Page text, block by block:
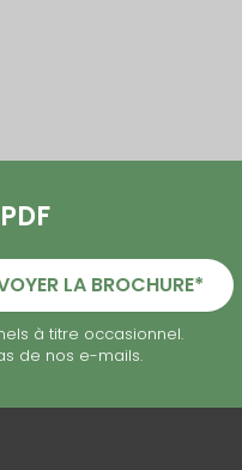
LA BROCHURE*
à titre occasionnel.
de nos e-mails.